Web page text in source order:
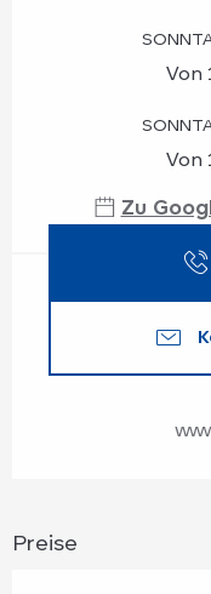
Von
Von
Zu
Preise